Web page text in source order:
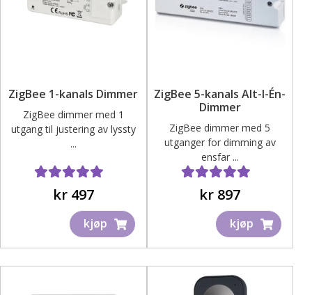
ZigBee 1-kanals Dimmer
ZigBee dimmer med 1
utgang til justering av lyssty
...
Vurdert4.00
kr497
kjøp
ZigBee 5-kanals Alt-I-Én-
Dimmer
ZigBee dimmer med 5
utganger for dimming av
ensfar ...
Vurdert
kr 897
kjøp